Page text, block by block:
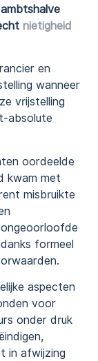
nietigheid
en
wanneer
vrijstelling
absolute
oordeelde
kwam met
misbruikte
formeel
aspecten
voor
onder druk
in afwijzing